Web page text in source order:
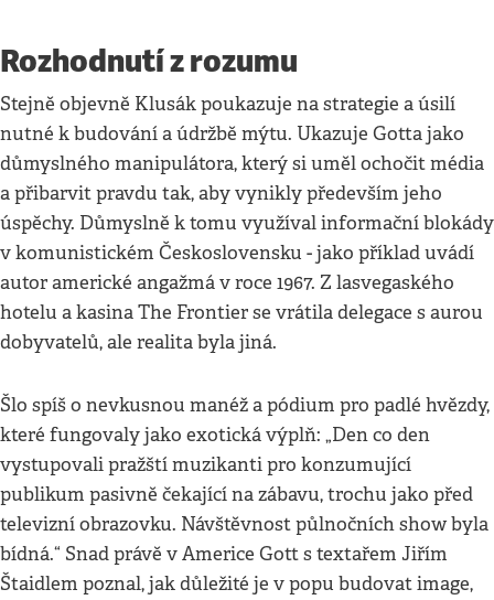
Rozhodnutí z rozumu
Stejně objevně Klusák poukazuje na strategie a úsilí
nutné k budování a údržbě mýtu. Ukazuje Gotta jako
důmyslného manipulátora, který si uměl ochočit média
a přibarvit pravdu tak, aby vynikly především jeho
úspěchy. Důmyslně k tomu využíval informační blokády
v komunistickém Československu - jako příklad uvádí
autor americké angažmá v roce 1967. Z lasvegaského
hotelu a kasina The Frontier se vrátila delegace s aurou
dobyvatelů, ale realita byla jiná.
Šlo spíš o nevkusnou manéž a pódium pro padlé hvězdy,
které fungovaly jako exotická výplň: „Den co den
vystupovali pražští muzikanti pro konzumující
publikum pasivně čekající na zábavu, trochu jako před
televizní obrazovku. Návštěvnost půlnočních show byla
bídná.“ Snad právě v Americe Gott s textařem Jiřím
Štaidlem poznal, jak důležité je v popu budovat image,